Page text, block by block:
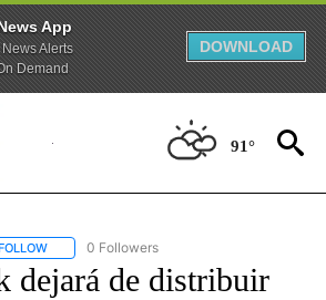
App
Alerts
Demand
DOWNLOAD
91°
FOLLOW "CNN - SPANISH" TO RECEIVE
0 Followers
dejará de distribuir